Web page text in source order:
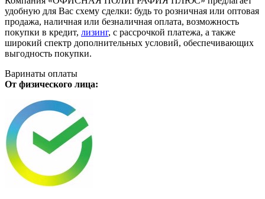
удобную для Вас схему сделки: будь то розничная или оптовая
продажа, наличная или безналичная оплата, возможность
покупки в кредит, лизинг, с рассрочкой платежа, а также
широкий спектр дополнительных условий, обеспечивающих
выгодность покупки.
Варинаты оплаты
От физического лица: